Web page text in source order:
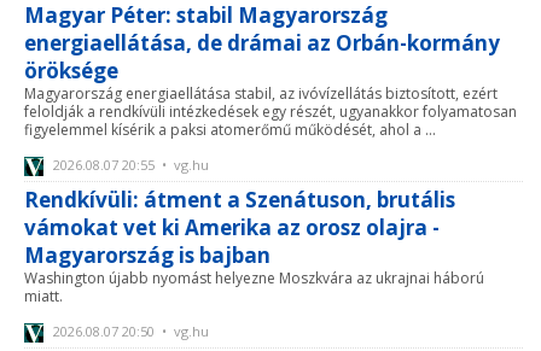
Magyar Péter: stabil Magyarország
energiaellátása, de drámai az Orbán-kormány
öröksége
Magyarország energiaellátása stabil, az ivóvízellátás biztosított, ezért
feloldják a rendkívüli intézkedések egy részét, ugyanakkor folyamatosan
figyelemmel kísérik a paksi atomerőmű működését, ahol a ...
2026.08.07 20:55 • vg.hu
Rendkívüli: átment a Szenátuson, brutális
vámokat vet ki Amerika az orosz olajra -
Magyarország is bajban
Washington újabb nyomást helyezne Moszkvára az ukrajnai háború
miatt.
2026.08.07 20:50 • vg.hu